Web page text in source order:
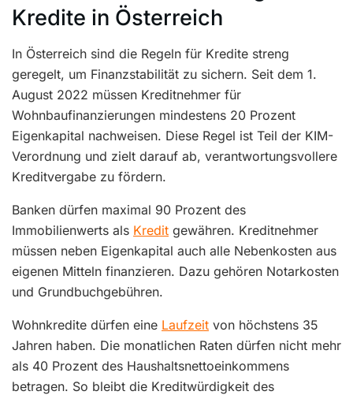
Kredite in Österreich
In Österreich sind die Regeln für Kredite streng
geregelt, um Finanzstabilität zu sichern. Seit dem 1.
August 2022 müssen Kreditnehmer für
Wohnbaufinanzierungen mindestens 20 Prozent
Eigenkapital nachweisen. Diese Regel ist Teil der KIM-
Verordnung und zielt darauf ab, verantwortungsvollere
Kreditvergabe zu fördern.
Banken dürfen maximal 90 Prozent des
Immobilienwerts als Kredit gewähren. Kreditnehmer
müssen neben Eigenkapital auch alle Nebenkosten aus
eigenen Mitteln finanzieren. Dazu gehören Notarkosten
und Grundbuchgebühren.
Wohnkredite dürfen eine Laufzeit von höchstens 35
Jahren haben. Die monatlichen Raten dürfen nicht mehr
als 40 Prozent des Haushaltsnettoeinkommens
betragen. So bleibt die Kreditwürdigkeit des